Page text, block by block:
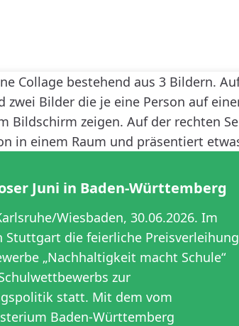
Juni in Baden-Württemberg
Wiesbaden, 30.06.2026. Im
Stuttgart die feierliche Preisverleihung
„Nachhaltigkeit macht Schule“
zur
statt. Mit dem vom
Baden-Württemberg